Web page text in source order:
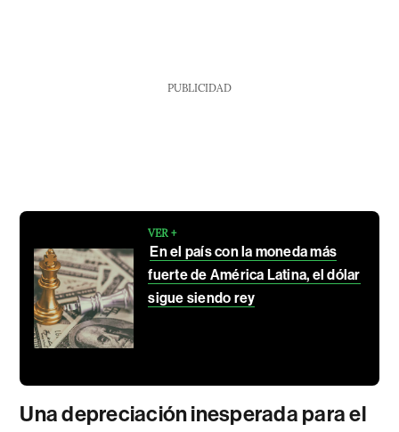
PUBLICIDAD
VER +
En el país con la moneda más
fuerte de América Latina, el dólar
sigue siendo rey
Una depreciación inesperada para el